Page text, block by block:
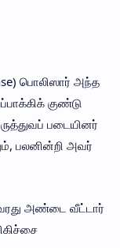
பொலிஸார் அந்த
குண்டு
படையினர்
பலனின்றி அவர்
அண்டை வீட்டார்